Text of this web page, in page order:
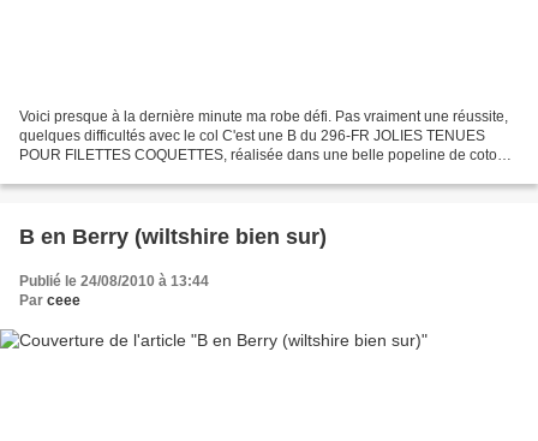
Voici presque à la dernière minute ma robe défi. Pas vraiment une réussite,
quelques difficultés avec le col C'est une B du 296-FR JOLIES TENUES
POUR FILETTES COQUETTES, réalisée dans une belle popeline de coton
B en Berry (wiltshire bien sur)
Publié le 24/08/2010 à 13:44
Par ceee